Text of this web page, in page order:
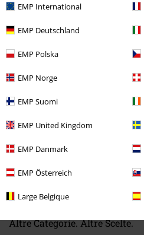
EMP International
EMP Deutschland
EMP Polska
EMP Norge
EMP Suomi
EMP United Kingdom
EMP Danmark
EMP Österreich
Large Belgique
19,99 €
Altre Categorie. Altre Scelte.